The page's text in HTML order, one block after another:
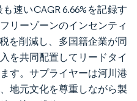
速いCAGR 6.66%を記録す
リーゾーンのインセンティ
を削減し、多国籍企業が同
を共同配置してリードタイ
す。サプライヤーは河川港
地元文化を尊重しながら製